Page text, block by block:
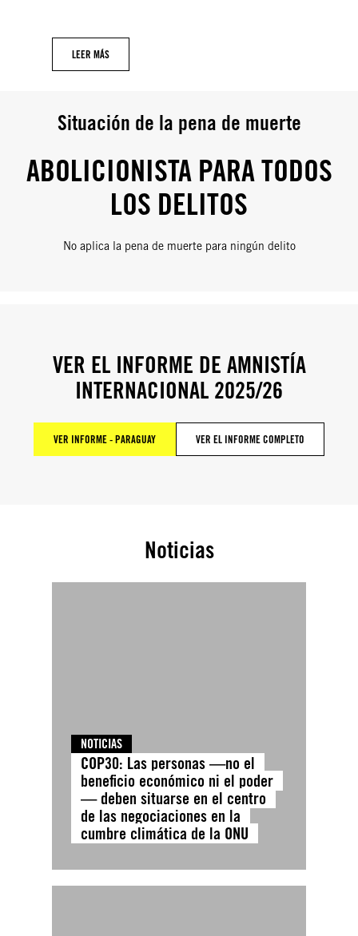
LEER MÁS
Situación de la pena de muerte
ABOLICIONISTA PARA TODOS
LOS DELITOS
No aplica la pena de muerte para ningún delito
VER EL INFORME DE AMNISTÍA
INTERNACIONAL 2025/26
VER INFORME - PARAGUAY VER EL INFORME COMPLETO
Noticias
NOTICIAS
COP30: Las personas —no el
beneficio económico ni el poder
— deben situarse en el centro
de las negociaciones en la
cumbre climática de la ONU